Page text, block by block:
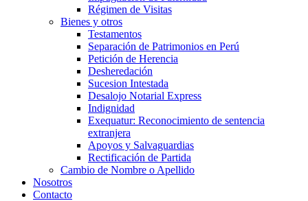
Régimen de Visitas
Bienes y otros
Testamentos
Separación de Patrimonios en Perú
Petición de Herencia
Desheredación
Sucesion Intestada
Desalojo Notarial Express
Indignidad
Exequatur: Reconocimiento de sentencia
extranjera
Apoyos y Salvaguardias
Rectificación de Partida
Cambio de Nombre o Apellido
Nosotros
Contacto